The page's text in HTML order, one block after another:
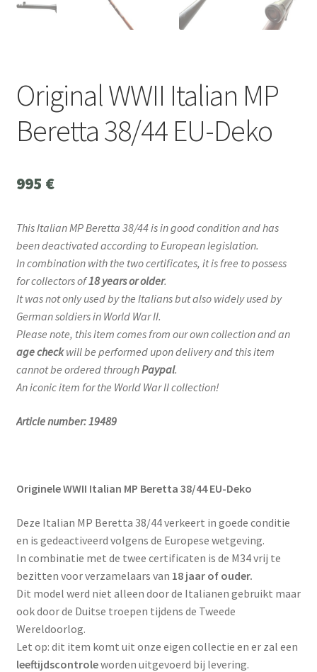
Original WWII Italian MP
Beretta 38/44 EU-Deko
995 €
This Italian MP Beretta 38/44 is in good condition and has
been deactivated according to European legislation.
In combination with the two certificates, it is free to possess
for collectors of18 years or older.
It was not only used by the Italians but also widely used by
German soldiers in World War II.
Please note, this item comes from our own collection and an
age checkwill be performed upon delivery and this item
cannot be ordered throughPaypal.
An iconic item for the World War II collection!
Article number: 19489
Originele WWII Italian MP Beretta 38/44 EU-Deko
Deze Italian MP Beretta 38/44 verkeert in goede conditie
en is gedeactiveerd volgens de Europese wetgeving.
In combinatie met de twee certificaten is de M34 vrij te
bezitten voor verzamelaars van 18 jaar of ouder.
Dit model werd niet alleen door de Italianen gebruikt maar
ook door de Duitse troepen tijdens de Tweede
Wereldoorlog.
Let op: dit item komt uit onze eigen collectie en er zal een
leeftijdscontroleworden uitgevoerd bij levering.